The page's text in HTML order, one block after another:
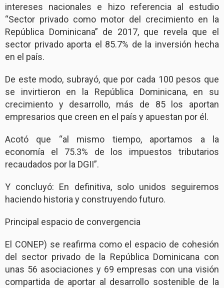
intereses nacionales e hizo referencia al estudio
“Sector privado como motor del crecimiento en la
República Dominicana” de 2017, que revela que el
sector privado aporta el 85.7% de la inversión hecha
en el país.
De este modo, subrayó, que por cada 100 pesos que
se invirtieron en la República Dominicana, en su
crecimiento y desarrollo, más de 85 los aportan
empresarios que creen en el país y apuestan por él.
Acotó que “al mismo tiempo, aportamos a la
economía el 75.3% de los impuestos tributarios
recaudados por la DGII”.
Y concluyó: En definitiva, solo unidos seguiremos
haciendo historia y construyendo futuro.
Principal espacio de convergencia
El CONEP) se reafirma como el espacio de cohesión
del sector privado de la República Dominicana con
unas 56 asociaciones y 69 empresas con una visión
compartida de aportar al desarrollo sostenible de la